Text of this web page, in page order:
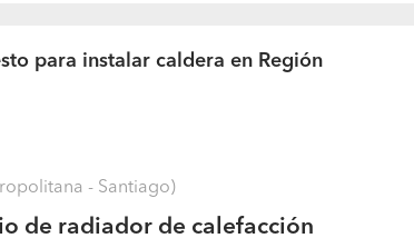
para instalar caldera en Región
- Santiago)
de radiador de calefacción